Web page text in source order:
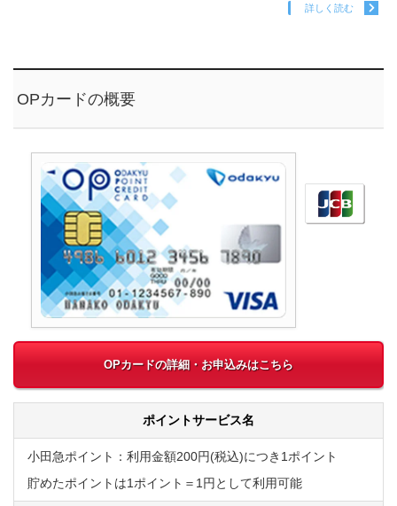
詳しく読む
OPカードの概要
OPカードの詳細・お申込みはこちら
ポイントサービス名
小田急ポイント：利用金額200円(税込)につき1ポイント
貯めたポイントは1ポイント＝1円として利用可能